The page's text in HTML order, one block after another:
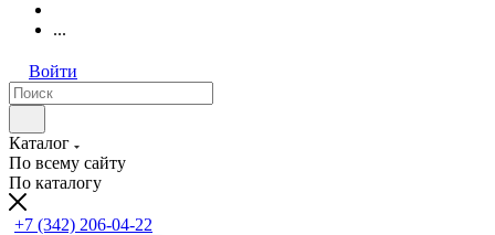
...
Войти
Каталог
По всему сайту
По каталогу
+7 (342) 206-04-22